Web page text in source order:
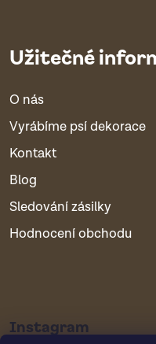
Užitečné
O nás
Vyrábíme psí dekorace
Kontakt
Blog
Sledování zásilky
Hodnocení obchodu
Instagram